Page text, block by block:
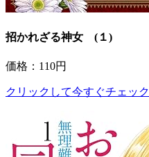
招かれざる神女 (１)
価格：110円
クリックして今すぐチェック